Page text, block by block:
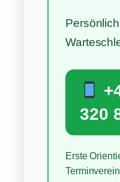
320
Erste